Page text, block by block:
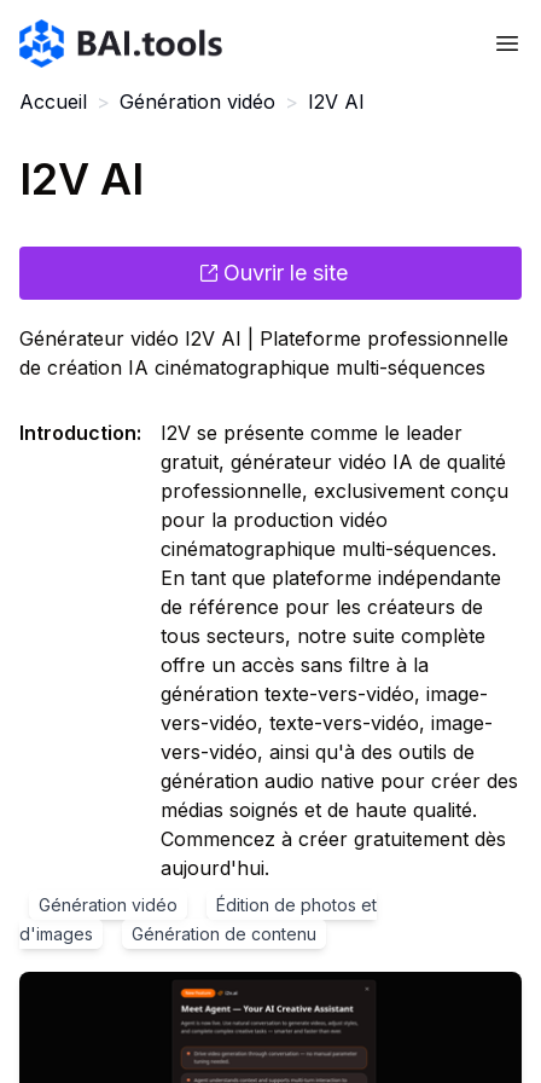
Bai.tools
Accueil > Génération vidéo > I2V AI
I2V AI
Ouvrir le site
Générateur vidéo I2V AI | Plateforme professionnelle
de création IA cinématographique multi-séquences
Introduction:
I2V se présente comme le leader
gratuit, générateur vidéo IA de qualité
professionnelle, exclusivement conçu
pour la production vidéo
cinématographique multi-séquences.
En tant que plateforme indépendante
de référence pour les créateurs de
tous secteurs, notre suite complète
offre un accès sans filtre à la
génération texte-vers-vidéo, image-
vers-vidéo, texte-vers-vidéo, image-
vers-vidéo, ainsi qu'à des outils de
génération audio native pour créer des
médias soignés et de haute qualité.
Commencez à créer gratuitement dès
aujourd'hui.
Génération vidéo
Édition de photos et
d'images
Génération de contenu